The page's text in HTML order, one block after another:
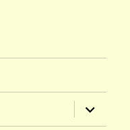
öffnen